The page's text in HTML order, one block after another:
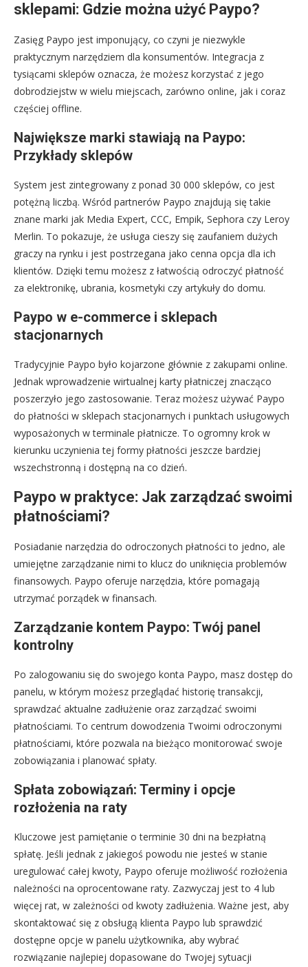
sklepami: Gdzie można użyć Paypo?
Zasięg Paypo jest imponujący, co czyni je niezwykle
praktycznym narzędziem dla konsumentów. Integracja z
tysiącami sklepów oznacza, że możesz korzystać z jego
dobrodziejstw w wielu miejscach, zarówno online, jak i coraz
częściej offline.
Największe marki stawiają na Paypo:
Przykłady sklepów
System jest zintegrowany z ponad 30 000 sklepów, co jest
potężną liczbą. Wśród partnerów Paypo znajdują się takie
znane marki jak Media Expert, CCC, Empik, Sephora czy Leroy
Merlin. To pokazuje, że usługa cieszy się zaufaniem dużych
graczy na rynku i jest postrzegana jako cenna opcja dla ich
klientów. Dzięki temu możesz z łatwością odroczyć płatność
za elektronikę, ubrania, kosmetyki czy artykuły do domu.
Paypo w e-commerce i sklepach
stacjonarnych
Tradycyjnie Paypo było kojarzone głównie z zakupami online.
Jednak wprowadzenie wirtualnej karty płatniczej znacząco
poszerzyło jego zastosowanie. Teraz możesz używać Paypo
do płatności w sklepach stacjonarnych i punktach usługowych
wyposażonych w terminale płatnicze. To ogromny krok w
kierunku uczynienia tej formy płatności jeszcze bardziej
wszechstronną i dostępną na co dzień.
Paypo w praktyce: Jak zarządzać swoimi
płatnościami?
Posiadanie narzędzia do odroczonych płatności to jedno, ale
umiejętne zarządzanie nimi to klucz do uniknięcia problemów
finansowych. Paypo oferuje narzędzia, które pomagają
utrzymać porządek w finansach.
Zarządzanie kontem Paypo: Twój panel
kontrolny
Po zalogowaniu się do swojego konta Paypo, masz dostęp do
panelu, w którym możesz przeglądać historię transakcji,
sprawdzać aktualne zadłużenie oraz zarządzać swoimi
płatnościami. To centrum dowodzenia Twoimi odroczonymi
płatnościami, które pozwala na bieżąco monitorować swoje
zobowiązania i planować spłaty.
Spłata zobowiązań: Terminy i opcje
rozłożenia na raty
Kluczowe jest pamiętanie o terminie 30 dni na bezpłatną
spłatę. Jeśli jednak z jakiegoś powodu nie jesteś w stanie
uregulować całej kwoty, Paypo oferuje możliwość rozłożenia
należności na oprocentowane raty. Zazwyczaj jest to 4 lub
więcej rat, w zależności od kwoty zadłużenia. Ważne jest, aby
skontaktować się z obsługą klienta Paypo lub sprawdzić
dostępne opcje w panelu użytkownika, aby wybrać
rozwiązanie najlepiej dopasowane do Twojej sytuacji